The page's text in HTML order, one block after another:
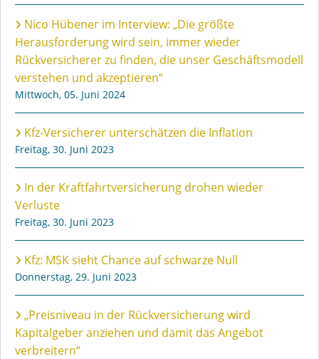
Nico Hübener im Interview: „Die größte
Herausforderung wird sein, immer wieder
Rückversicherer zu finden, die unser Geschäftsmodell
verstehen und akzeptieren“
Mittwoch, 05. Juni 2024
Kfz-Versicherer unterschätzen die Inflation
Freitag, 30. Juni 2023
In der Kraftfahrtversicherung drohen wieder
Verluste
Freitag, 30. Juni 2023
Kfz: MSK sieht Chance auf schwarze Null
Donnerstag, 29. Juni 2023
„Preisniveau in der Rückversicherung wird
Kapitalgeber anziehen und damit das Angebot
verbreitern“